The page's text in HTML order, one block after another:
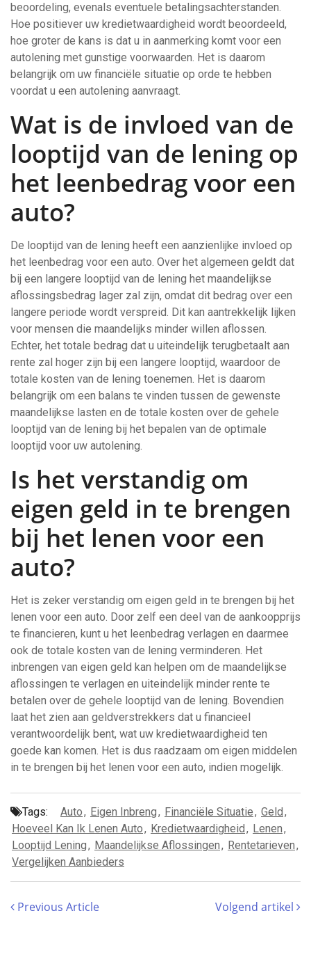
beoordeling, evenals eventuele betalingsachterstanden.
Hoe positiever uw kredietwaardigheid wordt beoordeeld,
hoe groter de kans is dat u in aanmerking komt voor een
autolening met gunstige voorwaarden. Het is daarom
belangrijk om uw financiële situatie op orde te hebben
voordat u een autolening aanvraagt.
Wat is de invloed van de
looptijd van de lening op
het leenbedrag voor een
auto?
De looptijd van de lening heeft een aanzienlijke invloed op
het leenbedrag voor een auto. Over het algemeen geldt dat
bij een langere looptijd van de lening het maandelijkse
aflossingsbedrag lager zal zijn, omdat dit bedrag over een
langere periode wordt verspreid. Dit kan aantrekkelijk lijken
voor mensen die maandelijks minder willen aflossen.
Echter, het totale bedrag dat u uiteindelijk terugbetaalt aan
rente zal hoger zijn bij een langere looptijd, waardoor de
totale kosten van de lening toenemen. Het is daarom
belangrijk om een balans te vinden tussen de gewenste
maandelijkse lasten en de totale kosten over de gehele
looptijd van de lening bij het bepalen van de optimale
looptijd voor uw autolening.
Is het verstandig om
eigen geld in te brengen
bij het lenen voor een
auto?
Het is zeker verstandig om eigen geld in te brengen bij het
lenen voor een auto. Door zelf een deel van de aankoopprijs
te financieren, kunt u het leenbedrag verlagen en daarmee
ook de totale kosten van de lening verminderen. Het
inbrengen van eigen geld kan helpen om de maandelijkse
aflossingen te verlagen en uiteindelijk minder rente te
betalen over de gehele looptijd van de lening. Bovendien
laat het zien aan geldverstrekkers dat u financieel
verantwoordelijk bent, wat uw kredietwaardigheid ten
goede kan komen. Het is dus raadzaam om eigen middelen
in te brengen bij het lenen voor een auto, indien mogelijk.
Tags: Auto, Eigen Inbreng, Financiële Situatie, Geld,
Hoeveel Kan Ik Lenen Auto, Kredietwaardigheid, Lenen,
Looptijd Lening, Maandelijkse Aflossingen, Rentetarieven,
Vergelijken Aanbieders
Previous Article Volgend artikel